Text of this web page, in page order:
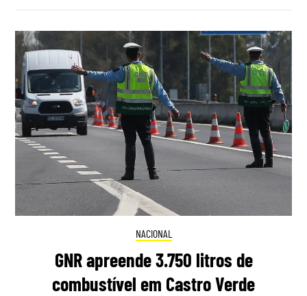
NACIONAL
GNR apreende 3.750 litros de
combustível em Castro Verde